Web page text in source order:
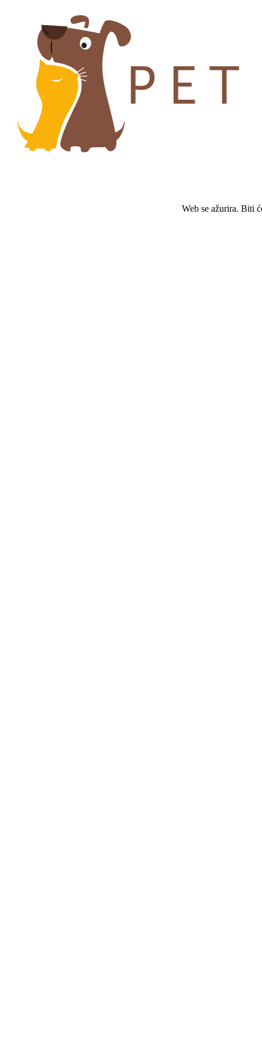
Web se ažurira. Biti